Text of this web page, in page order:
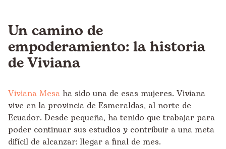
Un camino de
empoderamiento: la historia
de Viviana
Viviana Mesa ha sido una de esas mujeres. Viviana
vive en la provincia de Esmeraldas, al norte de
Ecuador. Desde pequeña, ha tenido que trabajar para
poder continuar sus estudios y contribuir a una meta
difícil de alcanzar: llegar a final de mes.